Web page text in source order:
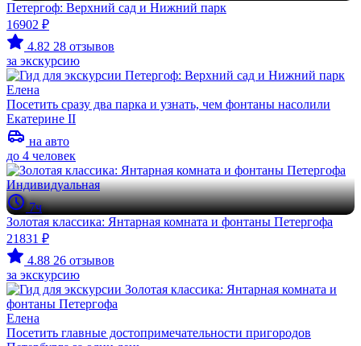
Петергоф: Верхний сад и Нижний парк
16902 ₽
4.82 28 отзывов
за экскурсию
Елена
Посетить сразу два парка и узнать, чем фонтаны насолили
Екатерине II
на авто
до 4 человек
Индивидуальная
7ч
Золотая классика: Янтарная комната и фонтаны Петергофа
21831 ₽
4.88 26 отзывов
за экскурсию
Елена
Посетить главные достопримечательности пригородов